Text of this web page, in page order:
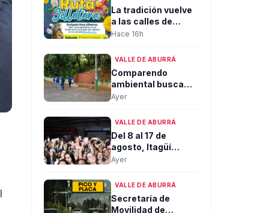
La tradición vuelve
a las calles de
Envigado este
con la Ruta Silletera
Hace 16h
VALLE DE ABURRÁ
Comparendo
ambiental busca
prevenir la
inadecuada de
Ayer
VALLE DE ABURRÁ
Del 8 al 17 de
agosto, Itagüí
ofrecerá más de
gratuitos para
visitantes en sus
Ayer
VALLE DE ABURRÁ
Secretaría de
Movilidad de